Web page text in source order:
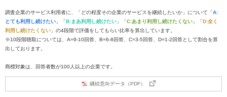
調査企業のサービス利用者に、「どの程度その企業のサービスを継続したいか」について「A:
とても利用し続けたい 」「B:まあ利用し続けたい 」「C:あまり利用し続けたくない 」「D:全く
利用し続けたくない 」の4段階で評価をしてもらい比率を算出しています。
※10段階聴取については、A=9-10回答、B=6-8回答、C=3-5回答、D=1-2回答として割合を算
出しております。
商標対象は、回答者数が100人以上の企業です。
継続意向データ（PDF）